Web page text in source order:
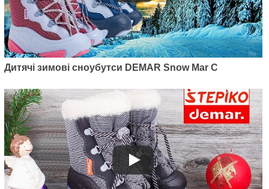
Артикул: 4010NE
Snowmen 2 Silver NE
грн.
Дитячі зимові сноубутси DEMAR Snow Mar C